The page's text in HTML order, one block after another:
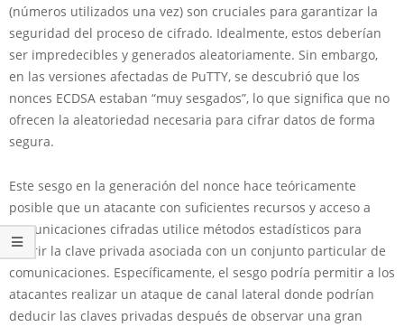
(números utilizados una vez) son cruciales para garantizar la
seguridad del proceso de cifrado. Idealmente, estos deberían
ser impredecibles y generados aleatoriamente. Sin embargo,
en las versiones afectadas de PuTTY, se descubrió que los
nonces ECDSA estaban “muy sesgados”, lo que significa que no
ofrecen la aleatoriedad necesaria para cifrar datos de forma
segura.
Este sesgo en la generación del nonce hace teóricamente
posible que un atacante con suficientes recursos y acceso a
comunicaciones cifradas utilice métodos estadísticos para
inferir la clave privada asociada con un conjunto particular de
comunicaciones. Específicamente, el sesgo podría permitir a los
atacantes realizar un ataque de canal lateral donde podrían
deducir las claves privadas después de observar una gran